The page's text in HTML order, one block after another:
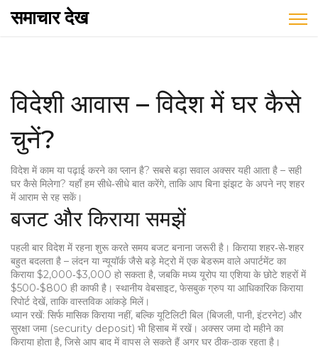
समाचार देख
विदेशी आवास – विदेश में घर कैसे
चुनें?
विदेश में काम या पढ़ाई करने का प्लान है? सबसे बड़ा सवाल अक्सर यही आता है – सही
घर कैसे मिलेगा? यहाँ हम सीधे‑सीधे बात करेंगे, ताकि आप बिना झंझट के अपने नए शहर
में आराम से रह सकें।
बजट और किराया समझें
पहली बार विदेश में रहना शुरू करते समय बजट बनाना जरूरी है। किराया शहर‑से‑शहर
बहुत बदलता है – लंदन या न्यूयॉर्क जैसे बड़े मेट्रो में एक बेडरूम वाले अपार्टमेंट का
किराया $2,000‑$3,000 हो सकता है, जबकि मध्य यूरोप या एशिया के छोटे शहरों में
$500‑$800 ही काफी है। स्थानीय वेबसाइट, फेसबुक ग्रुप या आधिकारिक किराया
रिपोर्ट देखें, ताकि वास्तविक आंकड़े मिलें।
ध्यान रखें: सिर्फ मासिक किराया नहीं, बल्कि यूटिलिटी बिल (बिजली, पानी, इंटरनेट) और
सुरक्षा जमा (security deposit) भी हिसाब में रखें। अक्सर जमा दो महीने का
किराया होता है, जिसे आप बाद में वापस ले सकते हैं अगर घर ठीक-ठाक रहता है।